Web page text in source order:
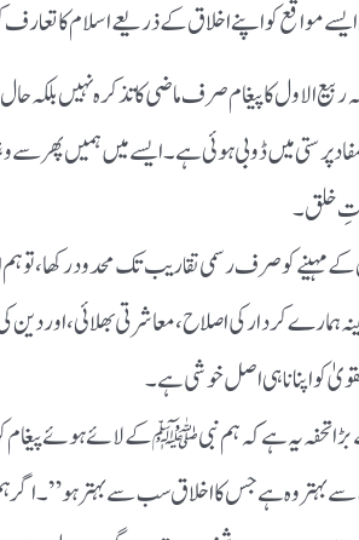
ایسے مواقع کو اپنے اخلاق کے ذریعے اسلام کا
ربیع الاول کا پیغام صرف ماضی کا تذکرہ نہیں
پرستی میں ڈوبی ہوئی ہے۔ ایسے میں ہمیں پھر سے
خلق۔
مہینے کو صرف رسمی تقاریب تک محدود رکھا، تو
ہمارے کردار کی اصلاح، معاشرتی بھلائی، اور
کو اپنانا ہی اصل خوشی ہے۔
بڑا تحفہ یہ ہے کہ ہم نبی ﷺ کے لائے ہوئے
بہتر وہ ہے جس کا اخلاق سب سے بہتر ہو”۔ اگر